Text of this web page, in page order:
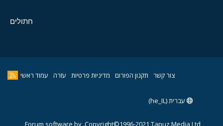
חתולים
צור קשר תקנון הפורום מדיניות פרטיות עזרה עמוד ראשי
עברית (he_IL)
Copyright©1996-2021,Tapuz Media Ltd.
Forum software by